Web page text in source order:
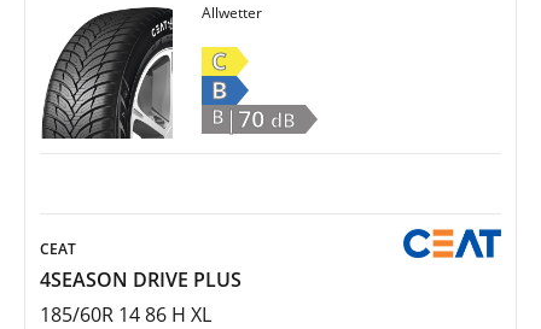
Allwetter
C
B
B |70 dB
CEAT
4SEASON DRIVE PLUS
185/60R 14 86 H XL